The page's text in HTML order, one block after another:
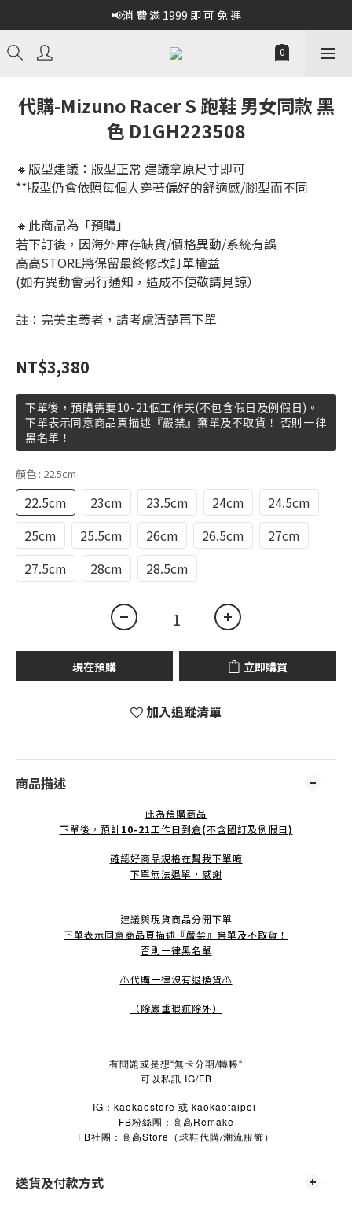
📢消 費 滿 1999 即 可 免 運
代購-Mizuno Racer S 跑鞋 男女同款 黑
色 D1GH223508
🔸版型建議：版型正常 建議拿原尺寸即可
**版型仍會依照每個人穿著偏好的舒適感/腳型而不同
🔸此商品為「預購」
若下訂後，因海外庫存缺貨/價格異動/系統有誤
高高STORE將保留最終修改訂單權益
(如有異動會另行通知，造成不便敬請見諒）
註：完美主義者，請考慮清楚再下單
NT$3,380
下單後，預購需要10-21個工作天(不包含假日及例假日)。
下單表示同意商品頁描述『嚴禁』棄單及不取貨！ 否則一律
黑名單！
顏色 : 22.5cm
22.5cm 23cm 23.5cm 24cm
24.5cm
25cm
25.5cm 26cm 26.5cm
27cm
27.5cm
28cm 28.5cm
現在預購 立即購買
加入追蹤清單
商品描述
此為預購商品
下單後，預計10-21工作日到倉(不含國訂及例假日)
確認好商品規格在幫我下單唷
下單無法退單，感謝
建議與現貨商品分開下單
下單表示同意商品頁描述『嚴禁』棄單及不取貨！
否則一律黑名單
⚠️代購一律沒有退換貨⚠️
（除嚴重瑕疵除外）
---------------------------------------
有問題或是想“無卡分期/轉帳“
可以私訊 IG/FB
IG：kaokaostore 或 kaokaotaipei
FB粉絲團：高高Remake
FB社團：高高Store （球鞋代購/潮流服飾）
送貨及付款方式